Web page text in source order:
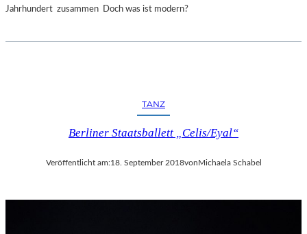
Jahrhundert zusammen Doch was ist modern?
TANZ
Berliner Staatsballett „Celis/Eyal“
Veröffentlicht am:18. September 2018vonMichaela Schabel